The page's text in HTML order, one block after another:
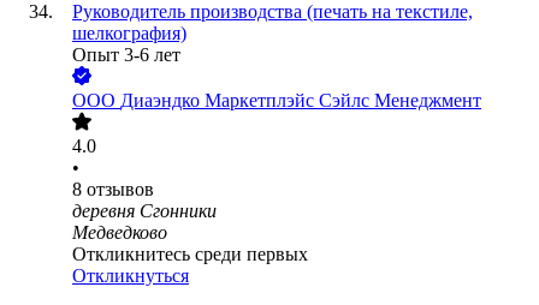
Руководитель производства (печать на текстиле,
шелкография)
Опыт 3-6 лет
ООО Диаэндко Маркетплэйс Сэйлс Менеджмент
4.0
•
8 отзывов
деревня Сгонники
Медведково
Откликнитесь среди первых
Откликнуться